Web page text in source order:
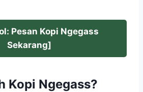
Pesan Kopi Ngegass
Sekarang]
Kopi Ngegass?